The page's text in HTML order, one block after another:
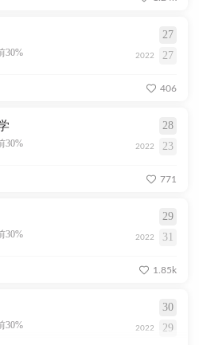
27
30% 2022 27
406
28
30% 2022 23
771
29
30% 2022 31
1.85k
30
30% 2022 29